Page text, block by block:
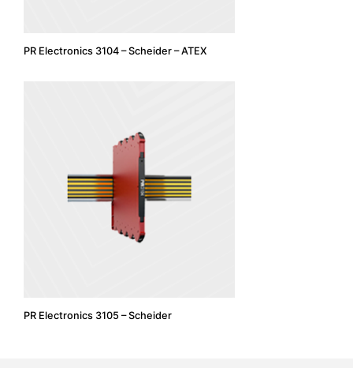
PR Electronics 3104 – Scheider – ATEX
PR Electronics 3105 – Scheider